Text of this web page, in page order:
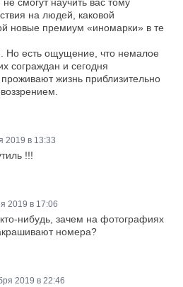
на людей, каковой
новые премиум «иномарки» в те
Но есть ощущение, что немалое
сограждан и сегодня
жизнь приблизительно
2019 в 13:33
!!!
2019 в 17:06
нибудь, зачем на фотографиях
номера?
2019 в 22:46